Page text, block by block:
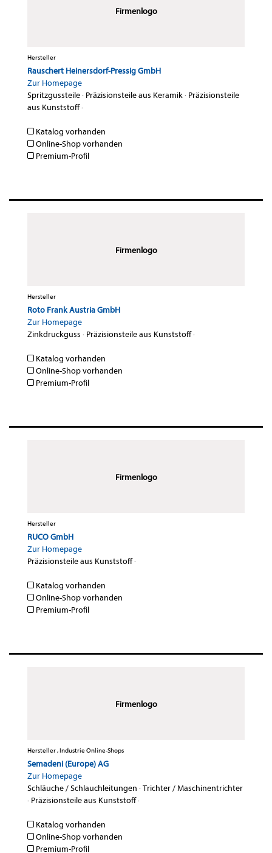
Firmenlogo
Hersteller
Rauschert Heinersdorf-Pressig GmbH
Zur Homepage
Spritzgussteile· Präzisionsteile aus Keramik· Präzisionsteile
aus Kunststoff·
Katalog vorhanden
Online-Shop vorhanden
Premium-Profil
Firmenlogo
Hersteller
Roto Frank Austria GmbH
Zur Homepage
Zinkdruckguss · Präzisionsteile aus Kunststoff·
Katalog vorhanden
Online-Shop vorhanden
Premium-Profil
Firmenlogo
Hersteller
RUCO GmbH
Zur Homepage
Präzisionsteile aus Kunststoff·
Katalog vorhanden
Online-Shop vorhanden
Premium-Profil
Firmenlogo
Hersteller , Industrie Online-Shops
Semadeni (Europe) AG
Zur Homepage
Schläuche / Schlauchleitungen ·Trichter / Maschinentrichter
· Präzisionsteile aus Kunststoff·
Katalog vorhanden
Online-Shop vorhanden
Premium-Profil